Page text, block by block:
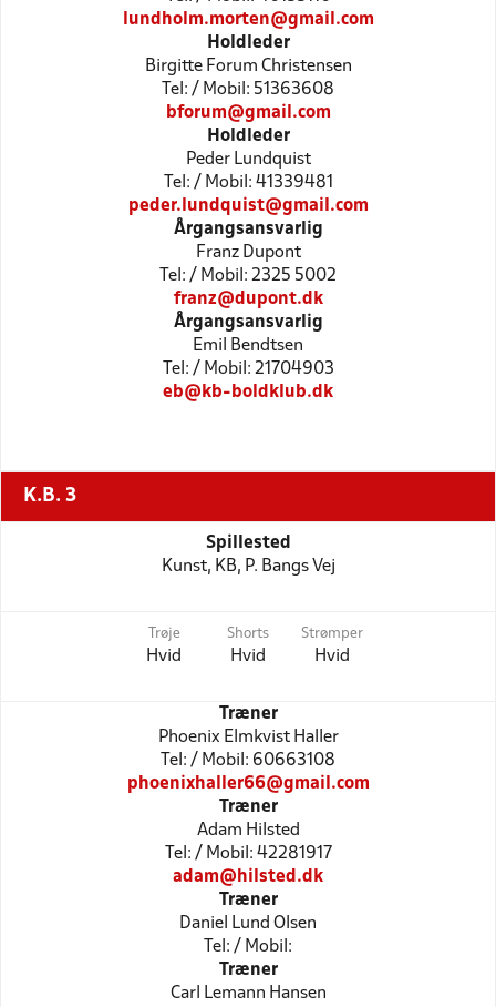
lundholm.morten@gmail.com
Holdleder
Birgitte Forum Christensen
Tel: / Mobil: 51363608
bforum@gmail.com
Holdleder
Peder Lundquist
Tel: / Mobil: 41339481
peder.lundquist@gmail.com
Årgangsansvarlig
Franz Dupont
Tel: / Mobil: 2325 5002
franz@dupont.dk
Årgangsansvarlig
Emil Bendtsen
Tel: / Mobil: 21704903
eb@kb-boldklub.dk
K.B. 3
Spillested
Kunst, KB, P. Bangs Vej
Trøje
Hvid
Shorts
Hvid
Strømper
Hvid
Træner
Phoenix Elmkvist Haller
Tel: / Mobil: 60663108
phoenixhaller66@gmail.com
Træner
Adam Hilsted
Tel: / Mobil: 42281917
adam@hilsted.dk
Træner
Daniel Lund Olsen
Tel: / Mobil:
Træner
Carl Lemann Hansen